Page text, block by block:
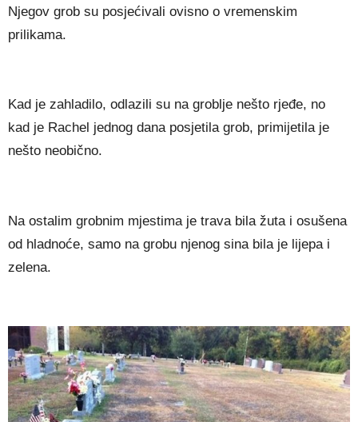
Njegov grob su posjećivali ovisno o vremenskim
prilikama.
Kad je zahladilo, odlazili su na groblje nešto rjeđe, no
kad je Rachel jednog dana posjetila grob, primijetila je
nešto neobično.
Na ostalim grobnim mjestima je trava bila žuta i osušena
od hladnoće, samo na grobu njenog sina bila je lijepa i
zelena.